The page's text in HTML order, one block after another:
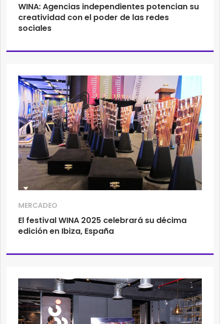
WINA: Agencias independientes potencian su
creatividad con el poder de las redes
sociales
MERCADEO
El festival WINA 2025 celebrará su décima
edición en Ibiza, España